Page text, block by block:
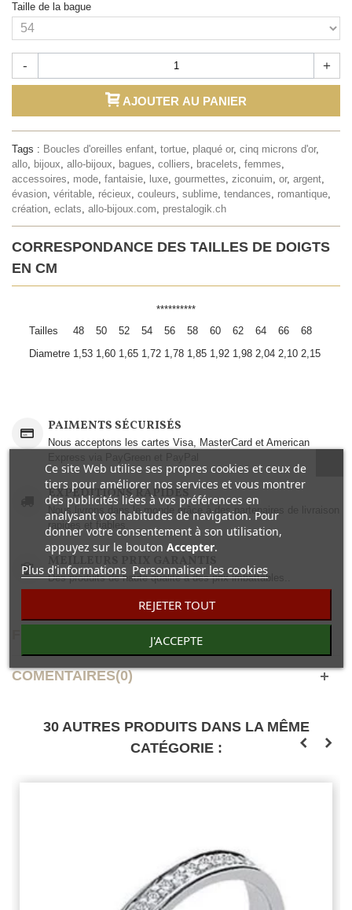
Taille de la bague
- +
AJOUTER AU PANIER
Tags : Boucles d'oreilles enfant tortue plaqué or, cinq microns d'or,
allo bijoux allo-bijoux bagues colliers bracelets femmes
accessoires
mode fantaisie luxe gourmettes ziconuim or, argent
évasion véritable récieux couleurs sublime tendances romantique
création eclats allo-bijoux.com prestalogik.ch
CORRESPONDANCE DES TAILLES DE DOIGTS
EN CM
**********
Tailles
48 50 52 54 56 58 60 62 64 66
68
Diametre 1,53 1,60 1,65 1,72 1,78 1,85 1,92 1,98 2,04 2,10 2,15
PAIMENTS SÉCURISÉS
Nous acceptons les cartes Visa, MasterCard et American
EXPEDITIONS RAPIDES
Nous livrons dans le monde grâce à des partenaires de livraison
rapides et fiables.
Des produits de haute qualité à des prix imbattables..
COMENTAIRES(0)
30 AUTRES PRODUITS DANS LA MÊME
CATÉGORIE :
Ce site Web utilise ses propres cookies et ceux de
tiers pour améliorer nos services et vous montrer
des publicités liées à vos préférences en
analysant vos habitudes de navigation. Pour
donner votre consentement à son utilisation,
appuyez sur le bouton Accepter.
Plus d'informations Personnaliser les cookies
REJETER TOUT
J'ACCEPTE